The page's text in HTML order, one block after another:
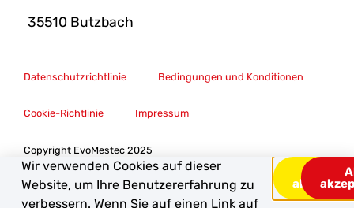
35510 Butzbach
Copyright EvoMestec 2025
Datenschutzrichtlinie Bedingungen und Konditionen
Cookie-Richtlinie Impressum
Wir verwenden Cookies auf dieser
Website, um Ihre Benutzererfahrung zu
verbessern. Wenn Sie auf einen Link auf
ablehnen